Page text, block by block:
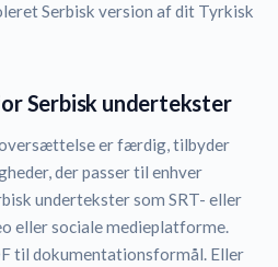
Serbisk version af dit Tyrkisk
Serbisk undertekster
er færdig, tilbyder
der passer til enhver
undertekster som SRT- eller
eller sociale medieplatforme.
til dokumentationsformål. Eller